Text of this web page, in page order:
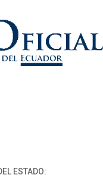
ESTADO: